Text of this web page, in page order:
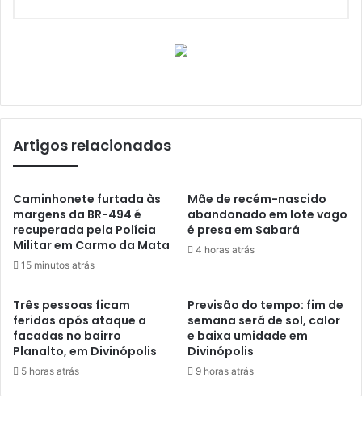
Artigos relacionados
Caminhonete furtada às
margens da BR-494 é
recuperada pela Polícia
Militar em Carmo da Mata
15 minutos atrás
Mãe de recém-nascido
abandonado em lote vago
é presa em Sabará
4 horas atrás
Três pessoas ficam
feridas após ataque a
facadas no bairro
Planalto, em Divinópolis
5 horas atrás
Previsão do tempo: fim de
semana será de sol, calor
e baixa umidade em
Divinópolis
9 horas atrás